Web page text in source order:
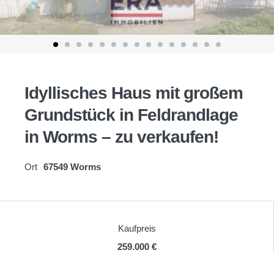
Idyllisches Haus mit großem
Grundstück in Feldrandlage
in Worms – zu verkaufen!
Ort 67549 Worms
Kaufpreis
259.000 €